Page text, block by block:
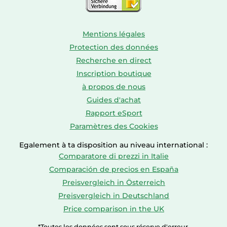
Mentions légales
Protection des données
Recherche en direct
Inscription boutique
à propos de nous
Guides d'achat
Rapport eSport
Paramètres des Cookies
Egalement à ta disposition au niveau international :
Comparatore di prezzi in Italie
Comparación de precios en España
Preisvergleich in Österreich
Preisvergleich in Deutschland
Price comparison in the UK